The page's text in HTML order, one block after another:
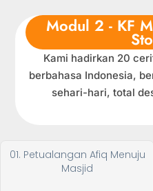
Modul 2 - KF
Kami hadirkan 20
berbahasa Indonesia,
sehari-hari, total
01. Petualangan Afiq Menuju
Masjid